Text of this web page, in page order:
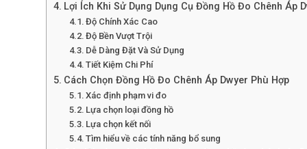
Lợi Ích Khi Sử Dụng Dụng Cụ Đồng Hồ Đo Chênh Áp
Độ Chính Xác Cao
Độ Bền Vượt Trội
Dễ Dàng Đặt Và Sử Dụng
Tiết Kiệm Chi Phí
Cách Chọn Đồng Hồ Đo Chênh Áp Dwyer Phù Hợp
Xác định phạm vi đo
Lựa chọn loại đồng hồ
Lựa chọn kết nối
Tìm hiểu về các tính năng bổ sung